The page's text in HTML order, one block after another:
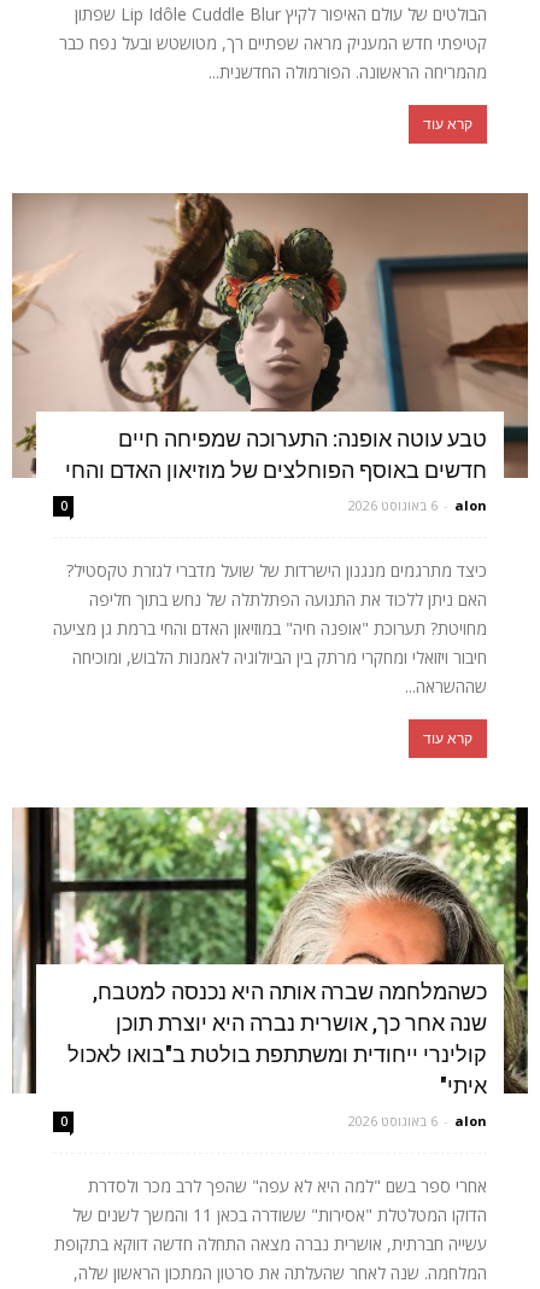
הבולטים של עולם האיפור לקיץ Lip Idôle Cuddle Blur שפתון
קטיפתי חדש המעניק מראה שפתיים רך, מטושטש ובעל נפח כבר
מהמריחה הראשונה. הפורמולה החדשנית...
קרא עוד
טבע עוטה אופנה: התערוכה שמפיחה חיים
חדשים באוסף הפוחלצים של מוזיאון האדם והחי
alon
- 6 באוגוסט 2026 0
כיצד מתרגמים מנגנון הישרדות של שועל מדברי לגזרת טקסטיל?
האם ניתן ללכוד את התנועה הפתלתלה של נחש בתוך חליפה
מחויטת? תערוכת "אופנה חיה" במוזיאון האדם והחי ברמת גן מציעה
חיבור ויזואלי ומחקרי מרתק בין הביולוגיה לאמנות הלבוש, ומוכיחה
שההשראה...
קרא עוד
כשהמלחמה שברה אותה היא נכנסה למטבח,
שנה אחר כך, אושרית נברה היא יוצרת תוכן
קולינרי ייחודית ומשתתפת בולטת ב"בואו לאכול
איתי"
alon
- 6 באוגוסט 2026 0
אחרי ספר בשם "למה היא לא עפה" שהפך לרב מכר ולסדרת
הדוקו המטלטלת "אסירות" ששודרה בכאן 11 והמשך לשנים של
עשייה חברתית, אושרית נברה מצאה התחלה חדשה דווקא בתקופת
המלחמה. שנה לאחר שהעלתה את סרטון המתכון הראשון שלה,